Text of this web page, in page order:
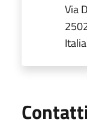
Via
Italia